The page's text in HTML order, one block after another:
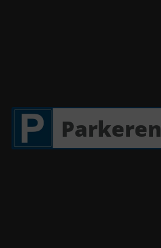
Parkeren